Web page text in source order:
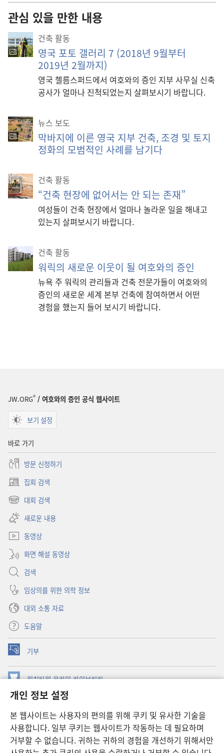
개인 정보 설정
본 웹사이트는 사용자의 편의를 위해 쿠키 및 유사한 기술을
사용합니다. 일부 쿠키는 웹사이트가 작동하는 데 필요하며
거부할 수 없습니다. 귀하는 귀하의 경험을 개선하기 위해서만
하
기
관심 있을 만한 내용
건축 활동
영국 포토 갤러리 7 (2018년 9월부터
2019년 2월까지)
영국 첼름스퍼드에서 여호와의 증인 지부 사무실 신축
공사가 얼마나 진척되었는지 살펴보시기 바랍니다.
뉴스 보도
막바지에 이른 영국 지부 건축, 조경 및 토지
정화의 모범적인 사례를 남기다
건축 활동
“건축 현장에 없어서는 안 되는 존재”
여성들이 건축 현장에서 얼마나 놀라운 일을 해내고
있는지 살펴보시기 바랍니다.
건축 활동
워릭의 새로운 이웃이 될 여호와의 증인
뉴욕 주 워릭의 관리들과 건축 전문가들이 여호와의
증인의 새로운 세계 본부 건축에 참여하면서 어떤
경험을 했는지 들어 보시기 바랍니다.
JW.ORG® / 여호와의 증인 공식 웹사이트
보기 설정
바로 가기
방문 신청하기
집회 검색
(새로운
창
대회 검색
(새로운
창
열기)
새로운 내용
동영상
화면 해설 동영상
검색
임상의를 위한 의학 정보
대외 소통 자료
도움말
기부
(새로운
창
열기) 워치타워 온라인 라이브러리
창
JW Hub ®
창
열기) JW 라이브러리
워치타워 라이브러리